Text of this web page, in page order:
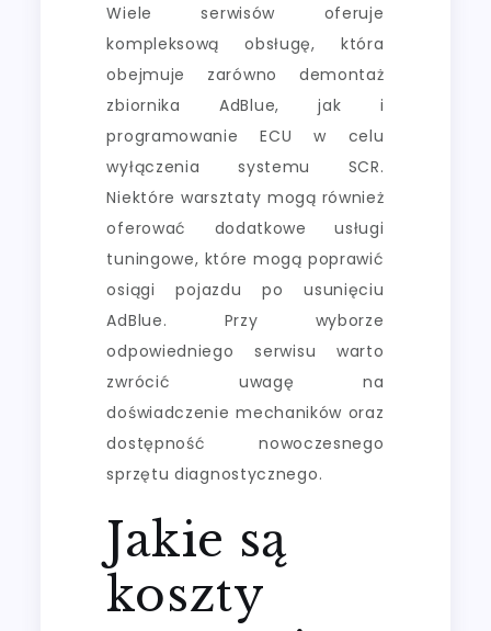
Wiele serwisów oferuje
kompleksową obsługę, która
obejmuje zarówno demontaż
zbiornika AdBlue, jak i
programowanie ECU w celu
wyłączenia systemu SCR.
Niektóre warsztaty mogą również
oferować dodatkowe usługi
tuningowe, które mogą poprawić
osiągi pojazdu po usunięciu
AdBlue. Przy wyborze
odpowiedniego serwisu warto
zwrócić uwagę na
doświadczenie mechaników oraz
dostępność nowoczesnego
sprzętu diagnostycznego.
Jakie są
koszty